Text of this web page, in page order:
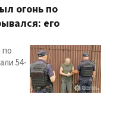
огонь по
его
по
54-